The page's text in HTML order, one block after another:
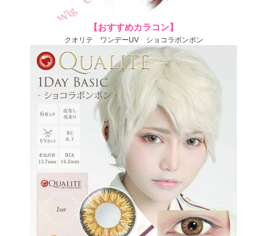
【おすすめカラコン】
クオリテ ワンデーUV ショコラボンボン